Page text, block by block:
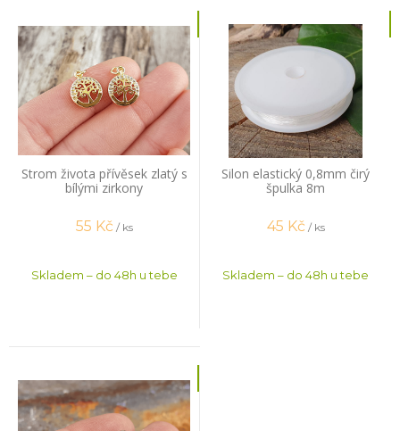
Strom života přívěsek zlatý s
bílými zirkony
55 Kč / ks
Skladem – do 48h u tebe
Silon elastický 0,8mm čirý
špulka 8m
45 Kč / ks
Skladem – do 48h u tebe